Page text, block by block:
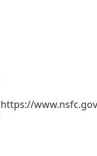
https://